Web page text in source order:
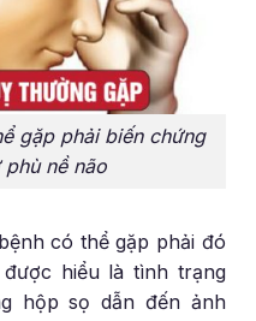
gặp phải biến chứng
nề não
có thể gặp phải đó
hiểu là tình trạng
hộp sọ dẫn đến ảnh